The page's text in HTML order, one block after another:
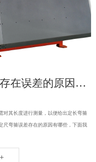
数控钢筋弯箍机定尺弯箍存在误差的原因有哪些！
对其长度进行测量，以便给出定长弯箍
尺弯箍误差存在的原因有哪些，下面我